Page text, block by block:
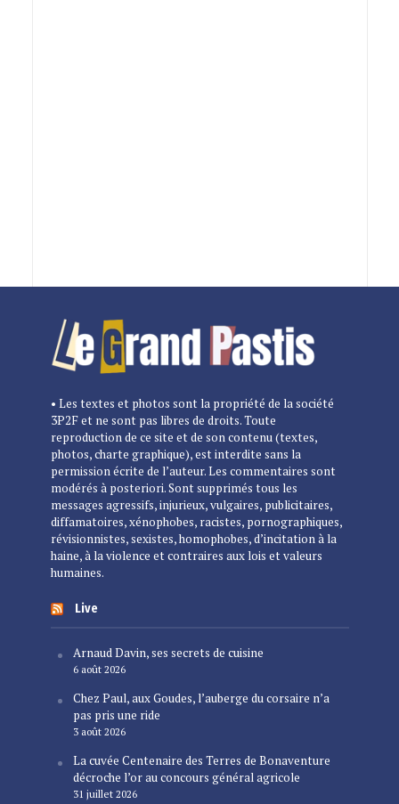
• Les textes et photos sont la propriété de la société
3P2F et ne sont pas libres de droits. Toute
reproduction de ce site et de son contenu (textes,
photos, charte graphique), est interdite sans la
permission écrite de l’auteur. Les commentaires sont
modérés à posteriori. Sont supprimés tous les
messages agressifs, injurieux, vulgaires, publicitaires,
diffamatoires, xénophobes, racistes, pornographiques,
révisionnistes, sexistes, homophobes, d’incitation à la
haine, à la violence et contraires aux lois et valeurs
humaines.
Live
Arnaud Davin, ses secrets de cuisine
6 août 2026
Chez Paul, aux Goudes, l’auberge du corsaire n’a
pas pris une ride
3 août 2026
La cuvée Centenaire des Terres de Bonaventure
décroche l’or au concours général agricole
31 juillet 2026